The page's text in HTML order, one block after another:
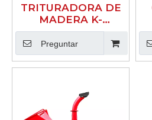
TRITURADORA DE
MADERA K-
MAXPOWER NUEVO
TIPO COLOR
AMARILLO Y
NEGRO 533
Preguntar